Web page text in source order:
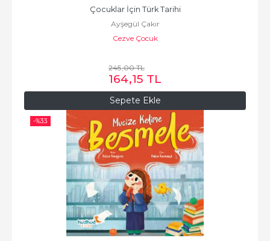
Sepete Ekle
Çocuklar İçin Türk Tarihi
Ayşegül Çakır
Cezve Çocuk
245,00TL
164,15 TL
-%33